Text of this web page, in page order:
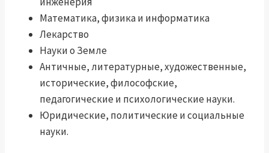
Математика, физика и информатика
Лекарство
Науки о Земле
Античные, литературные, художественные,
исторические, философские,
педагогические и психологические науки.
Юридические, политические и социальные
науки.